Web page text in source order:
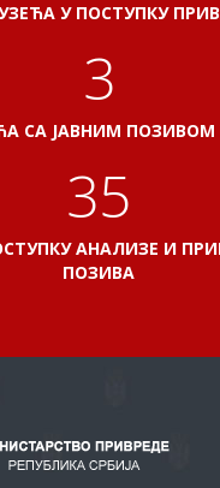
У ПОСТУПКУ
3
СА ЈАВНИМ ПОЗИВОМ
38
АНАЛИЗЕ И
ПОЗИВА